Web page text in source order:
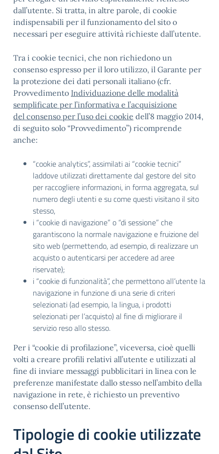
dall’utente. Si tratta, in altre parole, di cookie
indispensabili per il funzionamento del sito o
necessari per eseguire attività richieste dall’utente.
Tra i cookie tecnici, che non richiedono un
consenso espresso per il loro utilizzo, il Garante per
la protezione dei dati personali italiano (cfr.
Provvedimento Individuazione delle modalità
semplificate per l’informativa e l’acquisizione
del consenso per l’uso dei cookie dell’8 maggio 2014,
di seguito solo “Provvedimento”) ricomprende
anche:
“cookie analytics”, assimilati ai “cookie tecnici”
laddove utilizzati direttamente dal gestore del sito
per raccogliere informazioni, in forma aggregata, sul
numero degli utenti e su come questi visitano il sito
stesso,
i “cookie di navigazione” o “di sessione” che
garantiscono la normale navigazione e fruizione del
sito web (permettendo, ad esempio, di realizzare un
acquisto o autenticarsi per accedere ad aree
riservate);
i “cookie di funzionalità”, che permettono all’utente la
navigazione in funzione di una serie di criteri
selezionati (ad esempio, la lingua, i prodotti
selezionati per l’acquisto) al fine di migliorare il
servizio reso allo stesso.
Per i “cookie di profilazione”, viceversa, cioè quelli
volti a creare profili relativi all’utente e utilizzati al
fine di inviare messaggi pubblicitari in linea con le
preferenze manifestate dallo stesso nell’ambito della
navigazione in rete, è richiesto un preventivo
consenso dell’utente.
Tipologie di cookie utilizzate